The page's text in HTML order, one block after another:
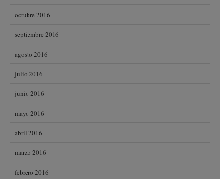
octubre 2016
septiembre 2016
agosto 2016
julio 2016
junio 2016
mayo 2016
abril 2016
marzo 2016
febrero 2016